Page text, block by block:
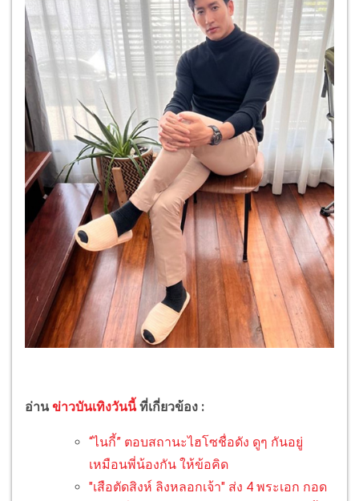
อ่านข่าวบันเทิงวันนี้ ที่เกี่ยวข้อง :
“ไนกี้” ตอบสถานะไฮโซชื่อดัง ดูๆ กันอยู่
เหมือนพี่น้องกัน ให้ข้อคิด
"เสือตัดสิงห์ ลิงหลอกเจ้า" ส่ง 4 พระเอก กอด